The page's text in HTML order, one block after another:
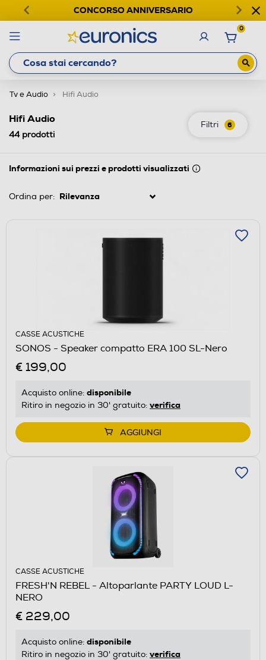
CONCORSO ANNIVERSARIO
0
Tv e Audio Hifi Audio
Filtri 6
Hifi Audio
44prodotti
Informazioni sui prezzi e prodotti visualizzati
Ordina per:
CASSE ACUSTICHE
SONOS - Speaker compatto ERA 100 SL-Nero
€ 199,00
Acquisto online: disponibile
Ritiro in negozio in 30' gratuito: verifica
AGGIUNGI
CASSE ACUSTICHE
FRESH'N REBEL - Altoparlante PARTY LOUD L-
NERO
€ 229,00
Acquisto online: disponibile
Ritiro in negozio in 30' gratuito: verifica